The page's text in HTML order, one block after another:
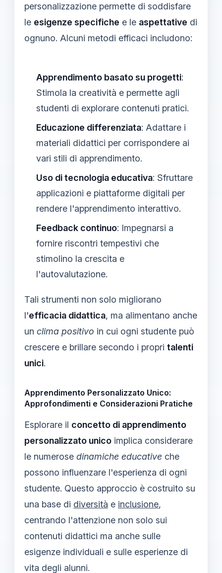
personalizzazione permette di soddisfare
le esigenze specifiche e le aspettative di
ognuno. Alcuni metodi efficaci includono:
Apprendimento basato su progetti:
Stimola la creatività e permette agli
studenti di explorare contenuti pratici.
Educazione differenziata: Adattare i
materiali didattici per corrispondere ai
vari stili di apprendimento.
Uso di tecnologia educativa: Sfruttare
applicazioni e piattaforme digitali per
rendere l'apprendimento interattivo.
Feedback continuo: Impegnarsi a
fornire riscontri tempestivi che
stimolino la crescita e
l'autovalutazione.
Tali strumenti non solo migliorano
l'efficacia didattica, ma alimentano anche
un clima positivo in cui ogni studente può
crescere e brillare secondo i propri talenti
unici.
Apprendimento Personalizzato Unico:
Approfondimenti e Considerazioni Pratiche
Esplorare il concetto di apprendimento
personalizzato unico implica considerare
le numerose dinamiche educative che
possono influenzare l'esperienza di ogni
studente. Questo approccio è costruito su
una base di diversità e inclusione,
centrando l'attenzione non solo sui
contenuti didattici ma anche sulle
esigenze individuali e sulle esperienze di
vita degli alunni.